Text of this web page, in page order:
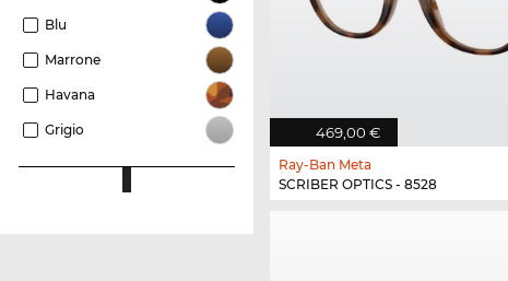
Blu
Marrone
Havana
Grigio 469,00 €
Ray-Ban Meta
SCRIBER OPTICS - 8528